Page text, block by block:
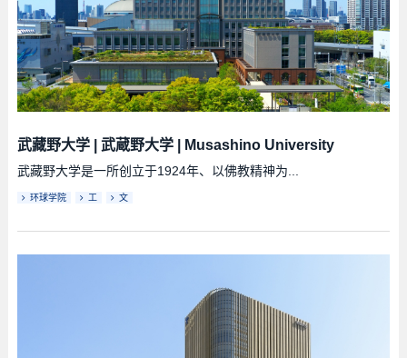
武藏野大学| 武蔵野大学| Musashino University
武藏野大学是一所创立于1924年、以佛教精神为...
环球学院 工 文